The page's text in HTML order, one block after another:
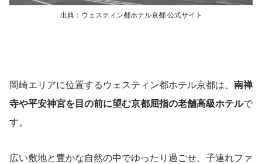
出典：ウェスティン都ホテル京都 公式サイト
岡崎エリアに位置するウェスティン都ホテル京都は、 南禅
寺や平安神宮を目の前に望む京都屈指の老舗高級ホテルで
す。
広い敷地と豊かな自然の中でゆったり過ごせ、子連れファ